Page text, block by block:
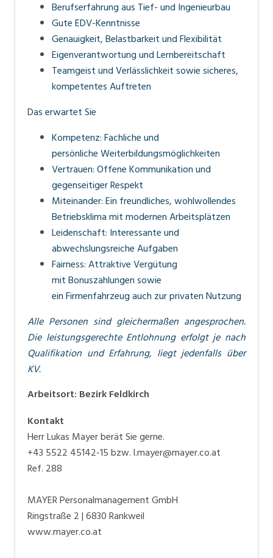
Berufserfahrung aus Tief- und Ingenieurbau
Gute EDV-Kenntnisse
Genauigkeit, Belastbarkeit und Flexibilität
Eigenverantwortung und Lernbereitschaft
Teamgeist und Verlässlichkeit sowie sicheres,
kompetentes Auftreten
Das erwartet Sie
Kompetenz: Fachliche und
persönlicheWeiterbildungsmöglichkeiten
Vertrauen: Offene Kommunikation und
gegenseitiger Respekt
Miteinander: Ein freundliches, wohlwollendes
Betriebsklima mitmodernen Arbeitsplätzen
Leidenschaft: Interessante und
abwechslungsreiche Aufgaben
Fairness: Attraktive Vergütung
mitBonuszahlungensowie
einFirmenfahrzeugauch zur privaten Nutzung
Alle Personen sind gleichermaßen angesprochen.
Die leistungsgerechte Entlohnung erfolgt je nach
Qualifikation und Erfahrung, liegt jedenfalls über
KV.
Arbeitsort: Bezirk Feldkirch
Kontakt
Herr Lukas Mayer berät Sie gerne.
+43 5522 45142-15 bzw. l.mayer@mayer.co.at
Ref. 288
MAYER Personalmanagement GmbH
Ringstraße 2 | 6830 Rankweil
www.mayer.co.at